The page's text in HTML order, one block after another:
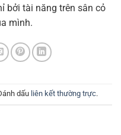
bởi tài năng trên sân cỏ
mình.
dấu liên kết thường trực.